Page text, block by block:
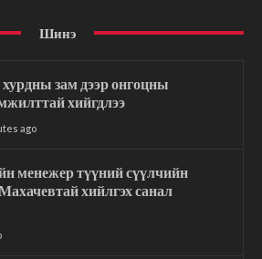
Шинэ
зам дээр онгоцны
хийгдлээ
ago
менежер түүний сүүлчийн
хийлгэх санал